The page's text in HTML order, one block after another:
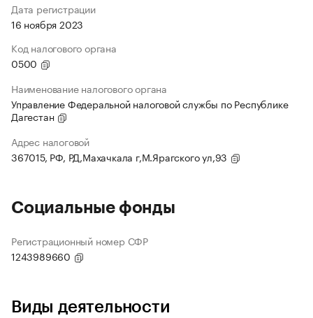
Дата регистрации
16 ноября 2023
Код налогового органа
0500
Наименование налогового органа
Управление Федеральной налоговой службы по Республике
Дагестан
Адрес налоговой
367015, РФ, РД,Махачкала г,М.Ярагского ул,93
Социальные фонды
Регистрационный номер СФР
1243989660
Виды деятельности